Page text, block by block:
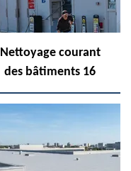
Nettoyage courant
des bâtiments 16